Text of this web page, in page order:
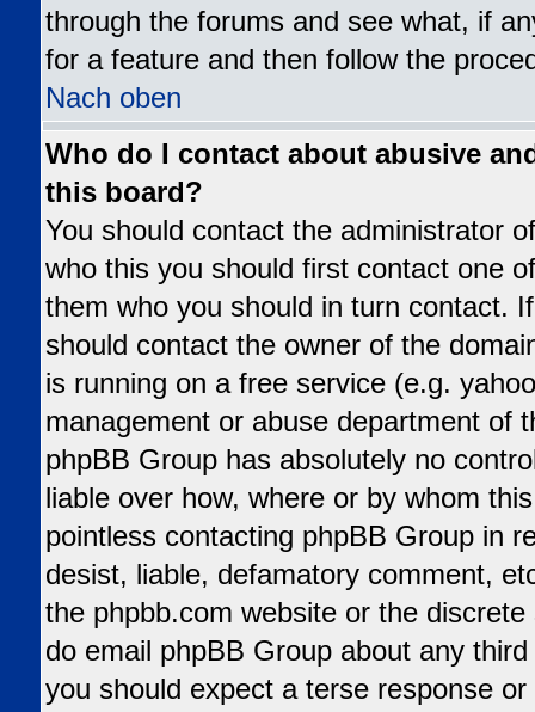
through the forums and see what, if
for a feature and then follow the
Nach oben
Who do I contact about abusive
this board?
You should contact the administrator
who this you should first contact one
them who you should in turn contact.
should contact the owner of the
is running on a free service (e.g.
management or abuse department of
phpBB Group has absolutely no
liable over how, where or by whom
pointless contacting phpBB Group in
desist, liable, defamatory comment,
the phpbb.com website or the
do email phpBB Group about any
you should expect a terse response